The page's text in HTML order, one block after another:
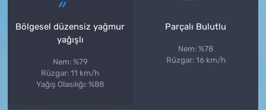
Bölgesel düzensiz yağmur
yağışlı
Nem: %79
Rüzgar: 11 km/h
Yağış Olasılığı: %88
Parçalı Bulutlu
Nem: %78
Rüzgar: 16 km/h